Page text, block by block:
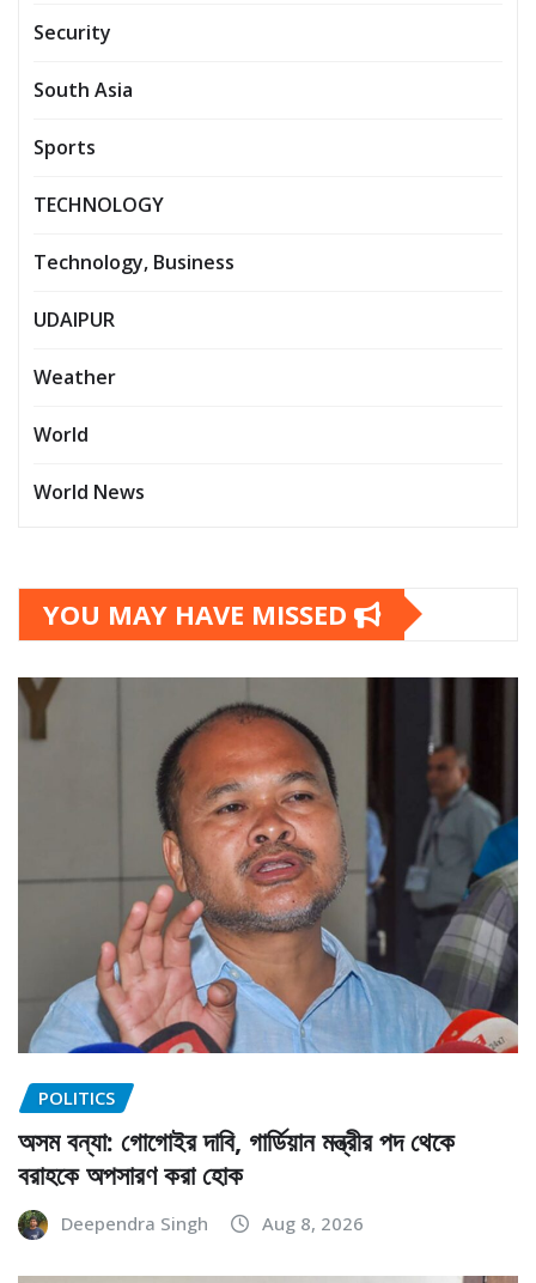
Security
South Asia
Sports
TECHNOLOGY
Technology, Business
UDAIPUR
Weather
World
World News
YOU MAY HAVE MISSED
POLITICS
অসম বন্যা: গোগোইর দাবি, গার্ডিয়ান মন্ত্রীর পদ থেকে
বরাহকে অপসারণ করা হোক
Deependra Singh Aug 8, 2026